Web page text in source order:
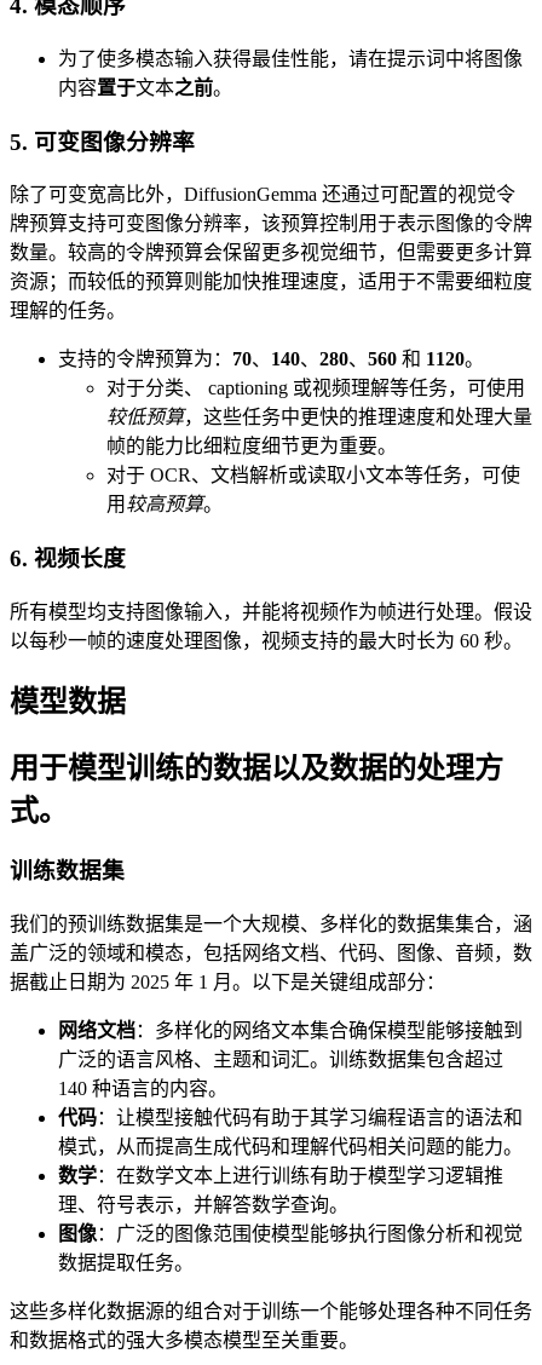
4. 模态顺序
为了使多模态输入获得最佳性能，请在提示词中将图像
内容置于文本之前。
5. 可变图像分辨率
除了可变宽高比外，DiffusionGemma 还通过可配置的视觉令
牌预算支持可变图像分辨率，该预算控制用于表示图像的令牌
数量。较高的令牌预算会保留更多视觉细节，但需要更多计算
资源；而较低的预算则能加快推理速度，适用于不需要细粒度
理解的任务。
支持的令牌预算为： 70、 140、 280、 560 和 1120。
对于分类、 captioning 或视频理解等任务，可使用
较低预算，这些任务中更快的推理速度和处理大量
帧的能力比细粒度细节更为重要。
对于 OCR、文档解析或读取小文本等任务，可使
用 较高预算。
6. 视频长度
所有模型均支持图像输入，并能将视频作为帧进行处理。假设
以每秒一帧的速度处理图像，视频支持的最大时长为 60 秒。
模型数据
用于模型训练的数据以及数据的处理方
式。
训练数据集
我们的预训练数据集是一个大规模、多样化的数据集集合，涵
盖广泛的领域和模态，包括网络文档、代码、图像、音频，数
据截止日期为 2025 年 1 月。以下是关键组成部分：
网络文档：多样化的网络文本集合确保模型能够接触到
广泛的语言风格、主题和词汇。训练数据集包含超过
140 种语言的内容。
代码：让模型接触代码有助于其学习编程语言的语法和
模式，从而提高生成代码和理解代码相关问题的能力。
数学：在数学文本上进行训练有助于模型学习逻辑推
理、符号表示，并解答数学查询。
图像：广泛的图像范围使模型能够执行图像分析和视觉
数据提取任务。
这些多样化数据源的组合对于训练一个能够处理各种不同任务
和数据格式的强大多模态模型至关重要。